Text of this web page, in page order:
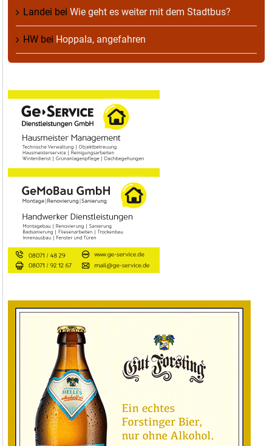
Landei bei Wie geht es weiter mit dem Stadtbus?
HW bei Hoppala, angefahren